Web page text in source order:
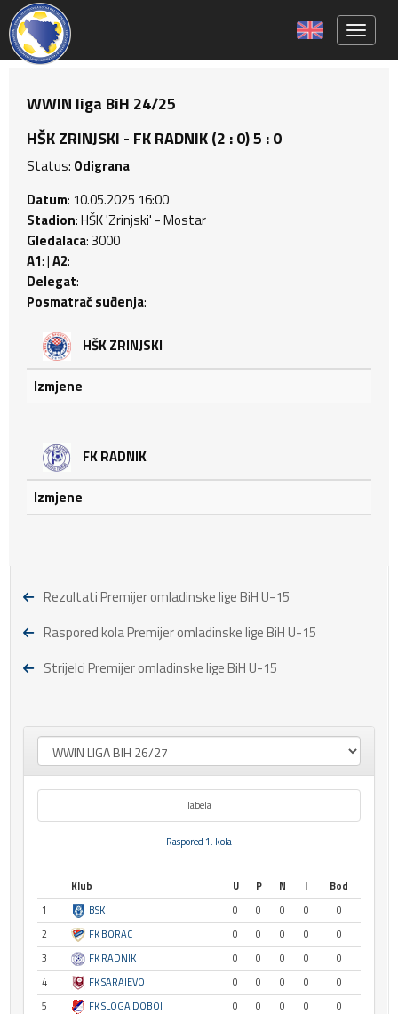
WWIN liga BiH 24/25
HŠK ZRINJSKI - FK RADNIK (2 : 0) 5 : 0
Status: Odigrana
Datum: 10.05.2025 16:00
Stadion: HŠK 'Zrinjski' - Mostar
Gledalaca: 3000
A1: |A2:
Delegat:
Posmatrač suđenja:
HŠK ZRINJSKI
Izmjene
FK RADNIK
Izmjene
Rezultati Premijer omladinske lige BiH U-15
Raspored kola Premijer omladinske lige BiH U-15
Strijelci Premijer omladinske lige BiH U-15
Tabela
Raspored 1. kola
Klub U P N I
Bod
1
BSK 0 0 0 0
0
2
FK BORAC 0 0 0 0
0
3
FK RADNIK 0 0 0 0
0
4
FK SARAJEVO 0 0 0 0
0
5
FK SLOGA DOBOJ 0 0 0 0
0